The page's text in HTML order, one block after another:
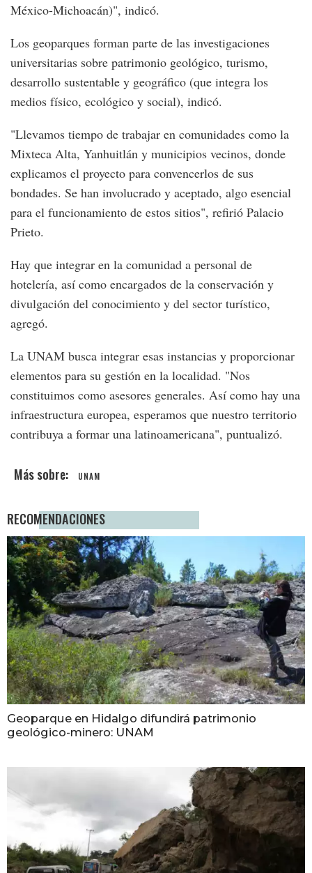
México-Michoacán)", indicó.
Los geoparques forman parte de las investigaciones
universitarias sobre patrimonio geológico, turismo,
desarrollo sustentable y geográfico (que integra los
medios físico, ecológico y social), indicó.
"Llevamos tiempo de trabajar en comunidades como la
Mixteca Alta, Yanhuitlán y municipios vecinos, donde
explicamos el proyecto para convencerlos de sus
bondades. Se han involucrado y aceptado, algo esencial
para el funcionamiento de estos sitios", refirió Palacio
Prieto.
Hay que integrar en la comunidad a personal de
hotelería, así como encargados de la conservación y
divulgación del conocimiento y del sector turístico,
agregó.
La UNAM busca integrar esas instancias y proporcionar
elementos para su gestión en la localidad. "Nos
constituimos como asesores generales. Así como hay una
infraestructura europea, esperamos que nuestro territorio
contribuya a formar una latinoamericana", puntualizó.
UNAM
RECOMENDACIONES
Geoparque en Hidalgo difundirá patrimonio
geológico-minero: UNAM